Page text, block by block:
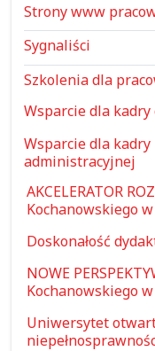
Strony www
Sygnaliści
Szkolenia dla
Wsparcie dla kadry
Wsparcie dla
administracyjnej
AKCELERATOR
Kochanowskiego
Doskonałość
NOWE
Kochanowskiego
Uniwersytet